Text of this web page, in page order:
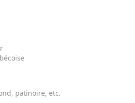
patinoire, etc.